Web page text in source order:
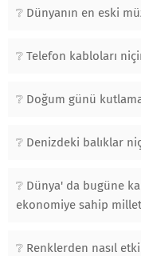
Dünyanın en eski
Telefon kabloları
Doğum günü
Denizdeki balıklar
Dünya' da bugüne
ekonomiye sahip
Renklerden nasıl